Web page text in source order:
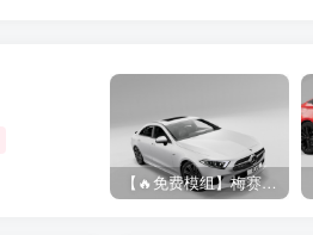
【🔥免费模组】梅赛德斯-奔驰CLS53 [免费]